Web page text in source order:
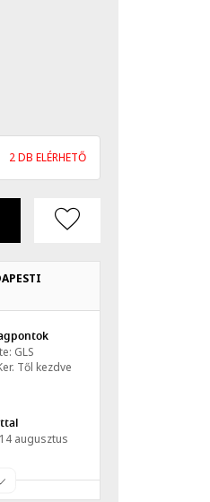
2 DB ELÉRHETŐ
GLS
Től kezdve
augusztus